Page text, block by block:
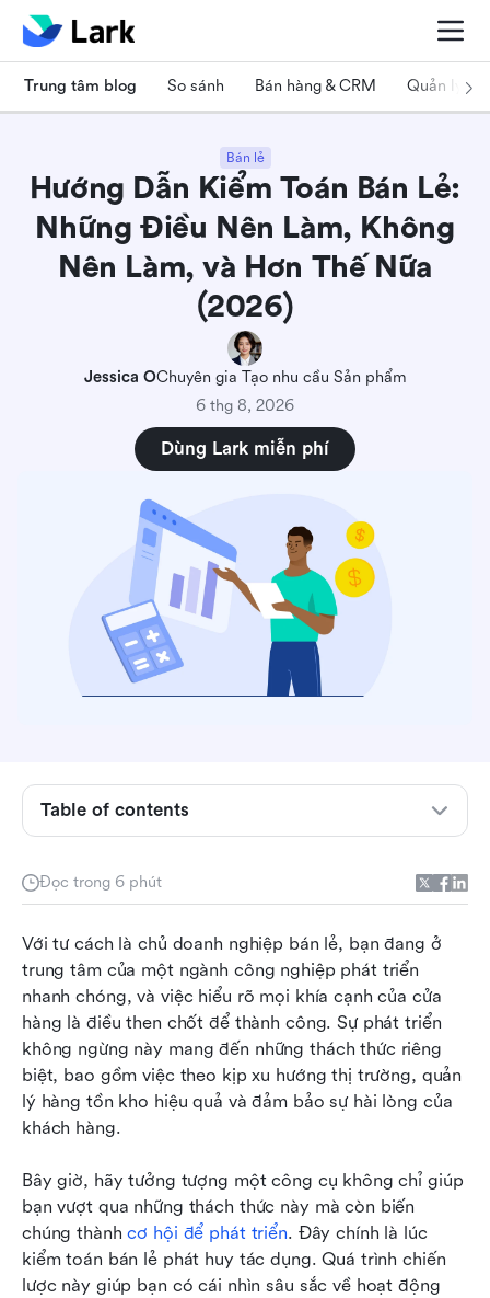
Trung tâm blog So sánh Bán hàng & CRM Quản lý dự
Bán lẻ
Hướng Dẫn Kiểm Toán Bán Lẻ:
Những Điều Nên Làm, Không
Nên Làm, và Hơn Thế Nữa
(2026)
Jessica OChuyên gia Tạo nhu cầu Sản phẩm
6 thg 8, 2026
Dùng Lark miễn phí
Đọc trong 6 phút
Với tư cách là chủ doanh nghiệp bán lẻ, bạn đang ở
trung tâm của một ngành công nghiệp phát triển
nhanh chóng, và việc hiểu rõ mọi khía cạnh của cửa
hàng là điều then chốt để thành công. Sự phát triển
không ngừng này mang đến những thách thức riêng
biệt, bao gồm việc theo kịp xu hướng thị trường, quản
lý hàng tồn kho hiệu quả và đảm bảo sự hài lòng của
khách hàng.
Bây giờ, hãy tưởng tượng một công cụ không chỉ giúp
bạn vượt qua những thách thức này mà còn biến
chúng thành cơ hội để phát triển. Đây chính là lúc
kiểm toán bán lẻ phát huy tác dụng. Quá trình chiến
lược này giúp bạn có cái nhìn sâu sắc về hoạt động
Table of contents
Kiểm toán bán lẻ là gì?
lẻ là gì?
Những điều nên và không nên trong kiểm toán
bán lẻ
Tận dụng tối đa cuộc kiểm toán bán lẻ của bạn
với Lark